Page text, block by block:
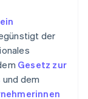
der
Gesetz zur
und dem